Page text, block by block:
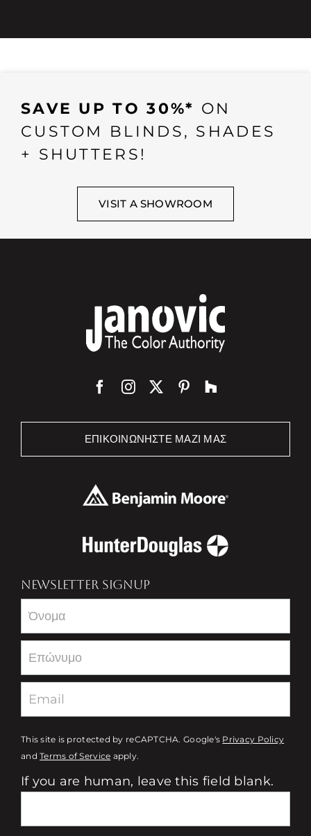
SAVE UP TO 30%* ON
CUSTOM BLINDS, SHADES
+ SHUTTERS!
VISIT A SHOWROOM
ΕΠΙΚΟΙΝΩΝΉΣΤΕ ΜΑΖΊ ΜΑΣ
NEWSLETTER SIGNUP
Newsletter
This site is protected by reCAPTCHA. Google's Privacy Policy
andTerms of Service apply.
If you are human, leave this field blank.